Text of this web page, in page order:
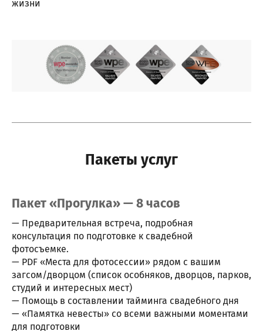
жизни
Пакеты услуг
Пакет «Прогулка» — 8 часов
— Предварительная встреча, подробная
консультация по подготовке к свадебной
фотосъемке.
— PDF «Места для фотосессии» рядом с вашим
загсом/дворцом (список особняков, дворцов, парков,
студий и интересных мест)
— Помощь в составлении тайминга свадебного дня
— «Памятка невесты» со всеми важными моментами
для подготовки